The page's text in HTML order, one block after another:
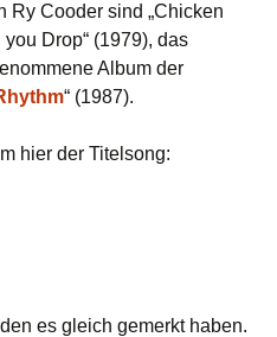
Ry Cooder sind „Chicken
Drop“ (1979), das
Album der
“ (1987).
hier der Titelsong:
es gleich gemerkt haben.